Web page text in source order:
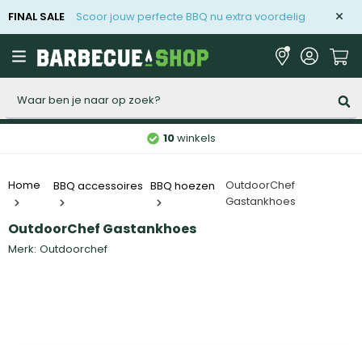
FINAL SALE Scoor jouw perfecte BBQ nu extra voordelig
10winkels
Home BBQ accessoires BBQ hoezen
OutdoorChef
Gastankhoes
OutdoorChef Gastankhoes
Merk: Outdoorchef